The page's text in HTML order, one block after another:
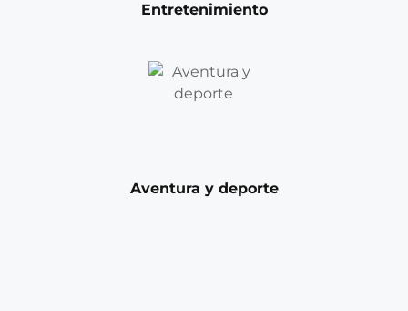
Entretenimiento
Aventura y deporte